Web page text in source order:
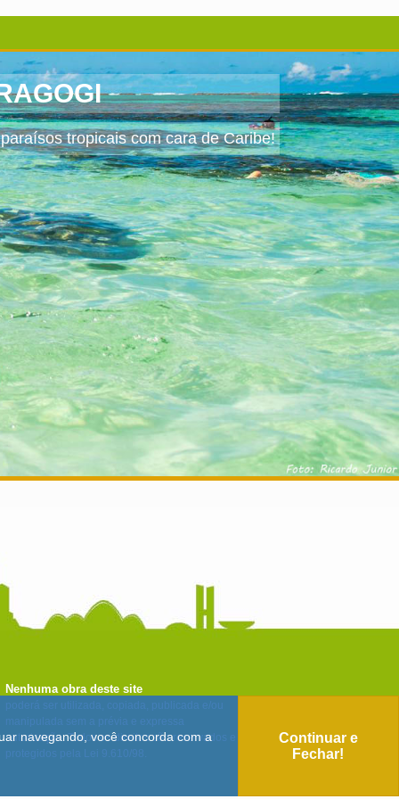
tropicais com cara de Caribe!
Nenhuma obra deste site
poderá ser utilizada, copiada, publicada e/ou
manipulada sem a prévia e expressa
autorização. Todos os direitos são reservados e
protegidos pela Lei 9.610/98.
navegando, você concorda com a
Continuar e
Fechar!